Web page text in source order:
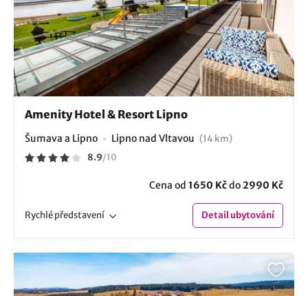
Amenity Hotel & Resort Lipno
Šumava a Lipno Lipno nad Vltavou (14 km)
8.9/10
Cena od 1650 Kčdo2990 Kč
Rychlépředstavení Detailubytování